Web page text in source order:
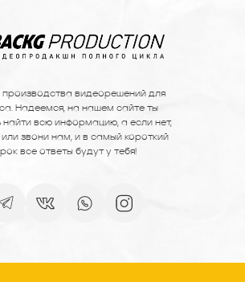
производства видеорешений для
Надеемся, на нашем сайте ты
всю информацию, а если нет,
звони нам, и в самый короткий
все ответы будут у тебя!